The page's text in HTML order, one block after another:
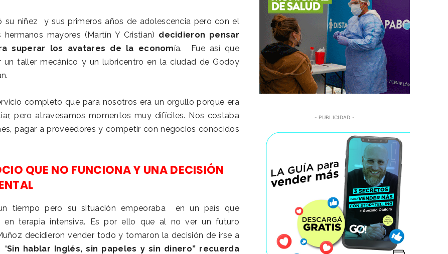
su niñez y sus primeros años de adolescencia pero con el
mayores (Martín Y Cristian) decidieron pensar
superar los avatares de la economía. Fue así que
un taller mecánico y un lubricentro en la ciudad de Godoy
completo que para nosotros era un orgullo porque era
pero atravesamos momentos muy difíciles. Nos costaba
pagar a proveedores y competir con negocios conocidos
QUE NO FUNCIONA Y UNA DECISIÓN
tiempo pero su situación empeoraba en un país que
en terapia intensiva. Es por ello que al no ver un futuro
decidieron vender todo y tomaron la decisión de irse a
“Sin hablar Inglés, sin papeles y sin dinero” recuerda
- PUBLICIDAD -